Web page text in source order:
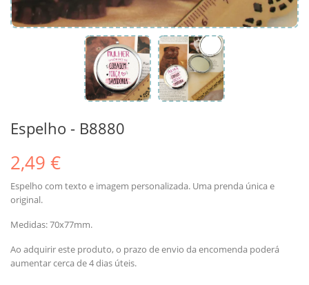
Espelho - B8880
2,49 €
Espelho com texto e imagem personalizada. Uma prenda única e
original.
Medidas: 70x77mm.
Ao adquirir este produto, o prazo de envio da encomenda poderá
aumentar cerca de 4 dias úteis.